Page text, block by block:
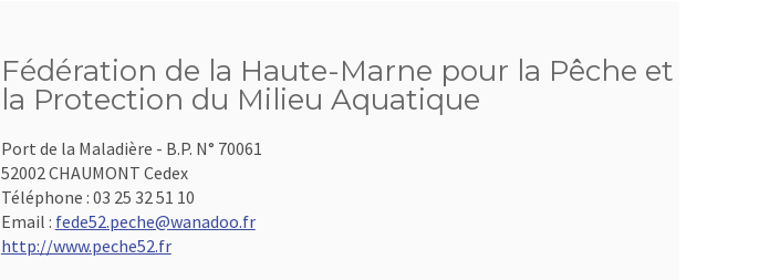
Fédération de la Haute-Marne pour la Pêche et
la Protection du Milieu Aquatique
Port de la Maladière - B.P. N° 70061
52002 CHAUMONT Cedex
Téléphone : 03 25 32 51 10
Email : fede52.peche@wanadoo.fr
http://www.peche52.fr